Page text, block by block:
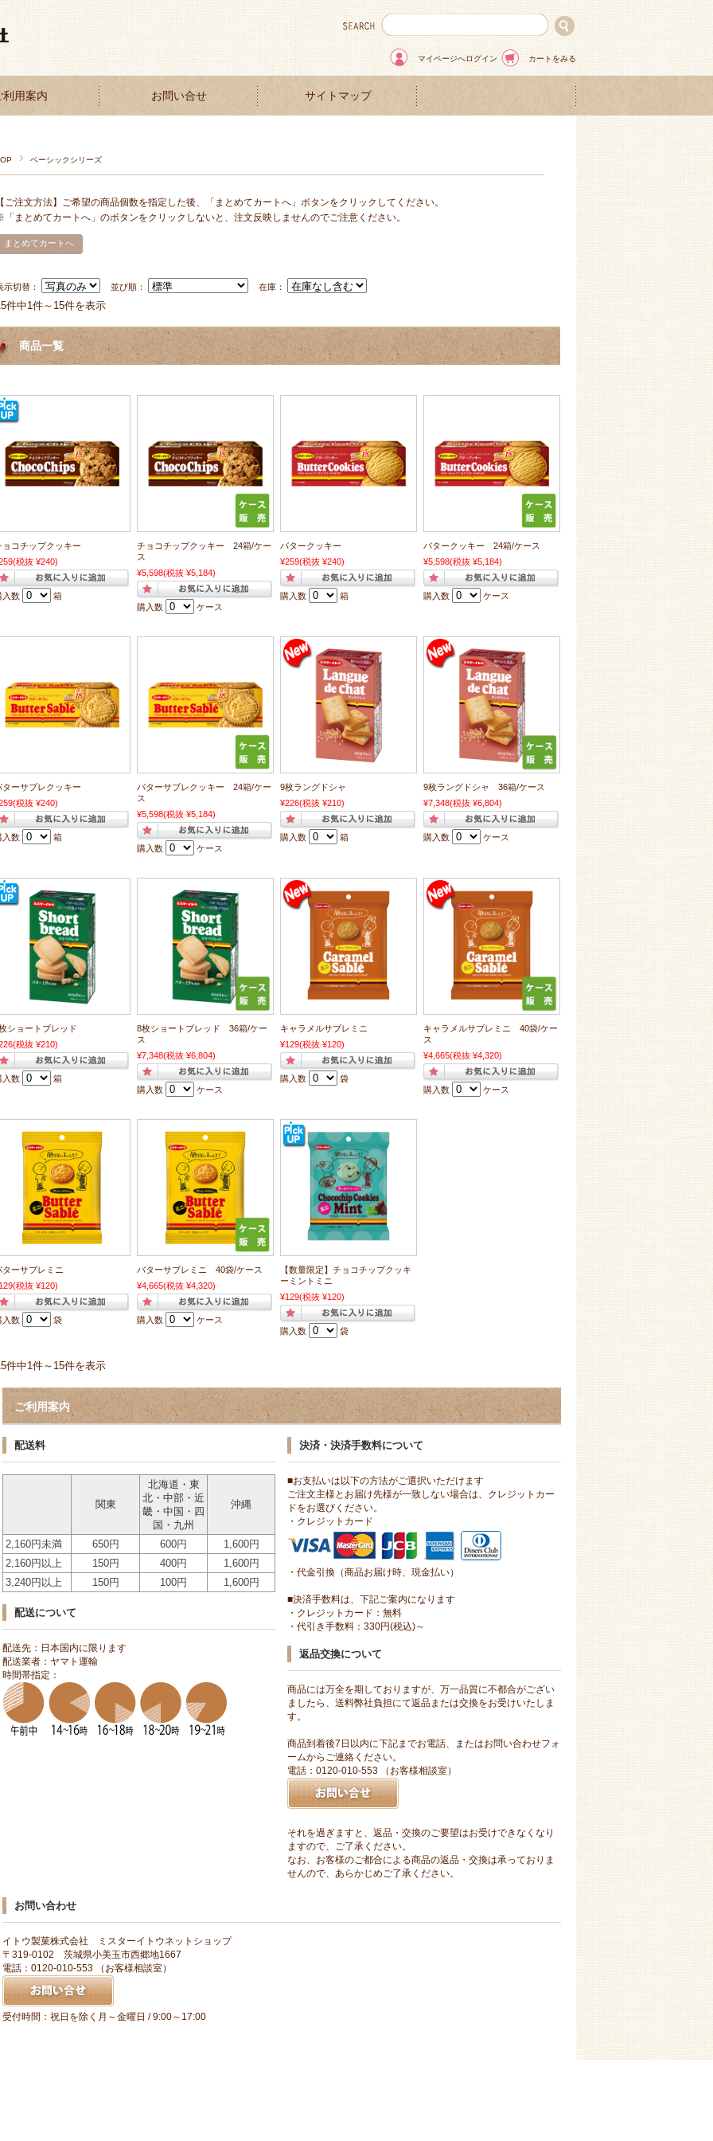
マイページへログイン カートをみる
利用案内 お問い合せ サイトマップ
ベーシックシリーズ
ご注文方法】ご希望の商品個数を指定した後、「まとめてカートへ」ボタンをクリックしてください。
まとめてカートへ」のボタンをクリックしないと、注文反映しませんのでご注意ください。
示切替： 並び順： 在庫：
件中1件～15件を表示
商品一覧
ョコチップクッキー
(税抜 ¥240)
入数 箱
チョコチップクッキー 24箱/ケー
ス
¥5,598(税抜 ¥5,184)
購入数 ケース
バタークッキー
¥259(税抜 ¥240)
購入数 箱
バタークッキー 24箱/ケース
¥5,598(税抜 ¥5,184)
購入数 ケース
ターサブレクッキー
(税抜 ¥240)
入数 箱
バターサブレクッキー 24箱/ケー
ス
¥5,598(税抜 ¥5,184)
購入数 ケース
9枚ラングドシャ
¥226(税抜 ¥210)
購入数 箱
9枚ラングドシャ 36箱/ケース
¥7,348(税抜 ¥6,804)
購入数 ケース
ショートブレッド
(税抜 ¥210)
入数 箱
8枚ショートブレッド 36箱/ケー
ス
¥7,348(税抜 ¥6,804)
購入数 ケース
キャラメルサブレミニ
¥129(税抜 ¥120)
購入数 袋
キャラメルサブレミニ 40袋/ケー
ス
¥4,665(税抜 ¥4,320)
購入数 ケース
ターサブレミニ
(税抜 ¥120)
入数 袋
バターサブレミニ 40袋/ケース
¥4,665(税抜 ¥4,320)
購入数 ケース
【数量限定】チョコチップクッキ
ーミントミニ
¥129(税抜 ¥120)
購入数 袋
件中1件～15件を表示
ご利用案内
配送料
関東
北海道・東
北・中部・近
畿・中国・四
国・九州
沖縄
2,160円未満 650円 600円
1,600円
2,160円以上
150円 400円
1,600円
3,240円以上
150円 100円 1,600円
配送について
配送先：日本国内に限ります
配送業者：ヤマト運輸
時間帯指定：
決済・決済手数料について
■お支払いは以下の方法がご選択いただけます
ご注文主様とお届け先様が一致しない場合は、クレジットカー
ドをお選びください。
・クレジットカード
・代金引換（商品お届け時、現金払い）
■決済手数料は、下記ご案内になります
・クレジットカード：無料
・代引き手数料：330円(税込)～
返品交換について
商品には万全を期しておりますが、万一品質に不都合がござい
ましたら、送料弊社負担にて返品または交換をお受けいたしま
す。
商品到着後7日以内に下記までお電話、またはお問い合わせフォ
ームからご連絡ください。
電話：0120-010-553 （お客様相談室）
それを過ぎますと、返品・交換のご要望はお受けできなくなり
ますので、ご了承ください。
なお、お客様のご都合による商品の返品・交換は承っておりま
せんので、あらかじめご了承ください。
お問い合わせ
イトウ製菓株式会社 ミスターイトウネットショップ
〒319-0102 茨城県小美玉市西郷地1667
電話：0120-010-553 （お客様相談室）
受付時間：祝日を除く月～金曜日 / 9:00～17:00